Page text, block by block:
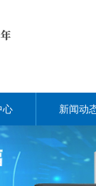
心 新闻动